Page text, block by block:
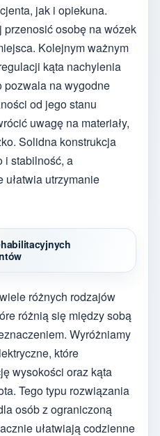
jak i opiekuna.
przenosić osobę na wózek
Kolejnym ważnym
kąta nachylenia
pozwala na wygodne
od jego stanu
uwagę na materiały,
Solidna konstrukcja
i stabilność, a
utrzymanie
różnych rodzajów
różnią się między sobą
Wyróżniamy
które
wysokości oraz kąta
Tego typu rozwiązania
osób z ograniczoną
ułatwiają codzienne